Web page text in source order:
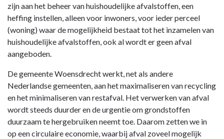
Paragraaf
Lokale
heffingen
Afvalstoffenheffing
zijn aan het beheer van huishoudelijke afvalstoffen, een
heffing instellen, alleen voor inwoners, voor ieder perceel
(woning) waar de mogelijkheid bestaat tot het inzamelen van
huishoudelijke afvalstoffen, ook al wordt er geen afval
aangeboden.
De gemeente Woensdrecht werkt, net als andere
Nederlandse gemeenten, aan het maximaliseren van recycling
en het minimaliseren van restafval. Het verwerken van afval
wordt steeds duurder en de urgentie om grondstoffen
duurzaam te hergebruiken neemt toe. Daarom zetten we in
op een circulaire economie, waarbij afval zoveel mogelijk